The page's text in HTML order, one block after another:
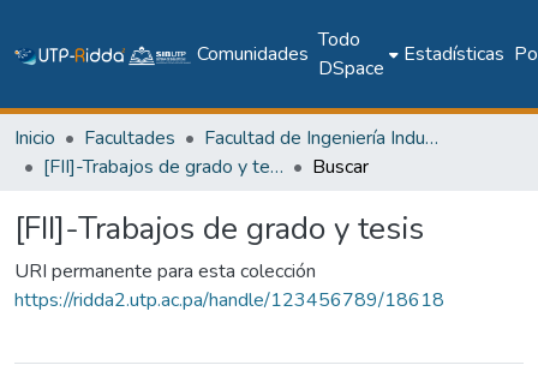
Comunidades
Todo
DSpace
Estadísticas
Inicio Facultades
Facultad de Ingeniería Industrial
[FII]-Trabajos de grado y tesis
Buscar
[FII]-Trabajos de grado y tesis
URI permanente para esta colección
https://ridda2.utp.ac.pa/handle/123456789/18618